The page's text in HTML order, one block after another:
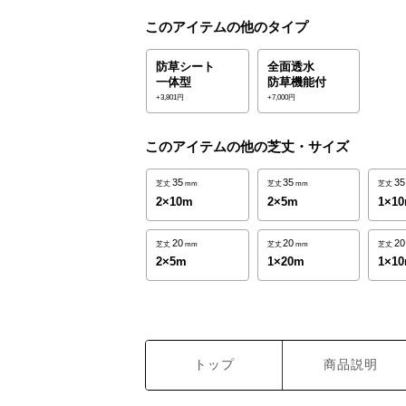
このアイテムの他のタイプ
防草シート
一体型
+3,801円
全面透水
防草機能付
+7,000円
このアイテムの他の芝丈・サイズ
芝丈 35 mm
2×10m
芝丈35 mm
2×5m
芝丈 35
芝丈 20 mm
2×5m
芝丈20 mm
1×20m
芝丈 20
トップ 商品説明